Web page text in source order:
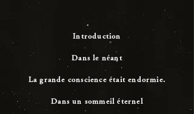
Introduction
Dans le néant
La grande conscience était endormie.
Dans un sommeil éternel